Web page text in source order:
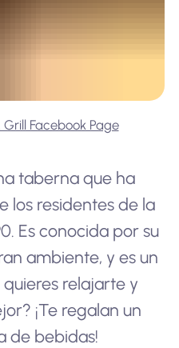
Grill Facebook Page
taberna que ha
los residentes de la
Es conocida por su
ambiente, y es un
quieres relajarte y
¡Te regalan un
de bebidas!